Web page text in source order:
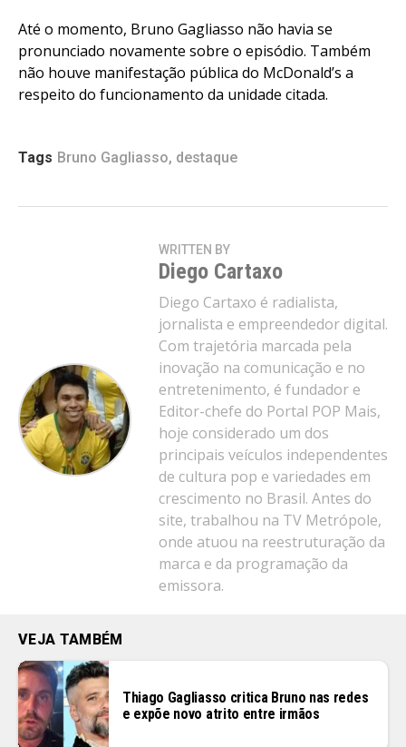
Até o momento, Bruno Gagliasso não havia se
pronunciado novamente sobre o episódio. Também
não houve manifestação pública do McDonald’s a
respeito do funcionamento da unidade citada.
Tags Bruno Gagliasso, destaque
WRITTEN BY
Diego Cartaxo
Diego Cartaxo é radialista,
jornalista e empreendedor digital.
Com trajetória marcada pela
inovação na comunicação e no
entretenimento, é fundador e
Editor-chefe do Portal POP Mais,
hoje considerado um dos
principais veículos independentes
de cultura pop e variedades em
crescimento no Brasil. Antes do
site, trabalhou na TV Metrópole,
onde atuou na reestruturação da
marca e da programação da
emissora.
VEJA TAMBÉM
Thiago Gagliasso critica Bruno nas redes
e expõe novo atrito entre irmãos